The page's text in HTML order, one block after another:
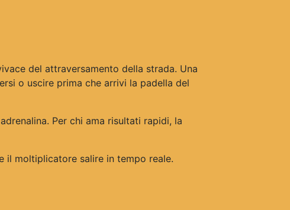
del attraversamento della strada. Una
o uscire prima che arrivi la padella del
Per chi ama risultati rapidi, la
il moltiplicatore salire in tempo reale.